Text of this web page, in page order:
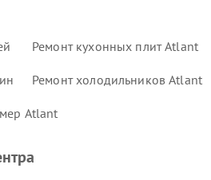
Ремонт кухонных плит Atlant
Ремонт холодильников Atlant
Atlant